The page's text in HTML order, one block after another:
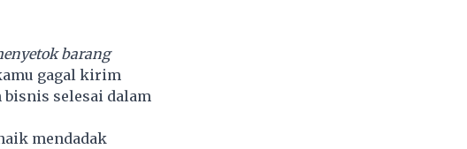
barang
gagal kirim
selesai dalam
mendadak